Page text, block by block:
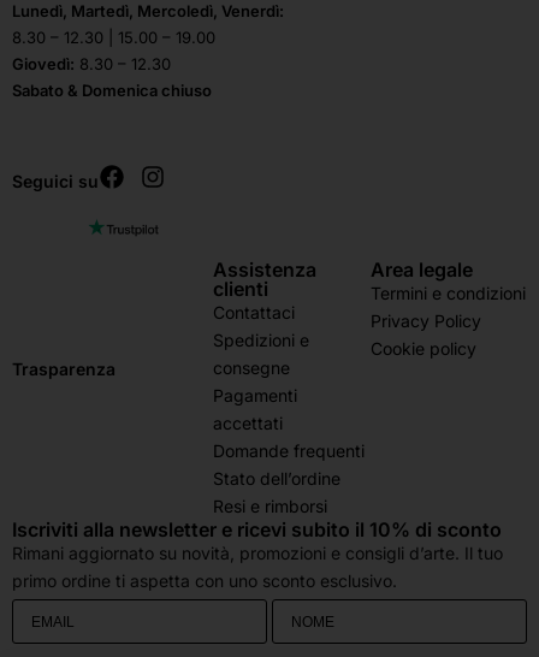
Lunedì, Martedì, Mercoledì, Venerdì:
8.30 – 12.30 | 15.00 – 19.00
Giovedì: 8.30 – 12.30
Sabato & Domenica chiuso
Seguici su
Trasparenza
Assistenza
clienti
Contattaci
Spedizioni e
consegne
Pagamenti
accettati
Domande frequenti
Stato dell’ordine
Resi e rimborsi
Area legale
Termini e condizioni
Privacy Policy
Cookie policy
Iscriviti alla newsletter e ricevi subito il 10% di sconto
Rimani aggiornato su novità, promozioni e consigli d’arte. Il tuo
primo ordine ti aspetta con uno sconto esclusivo.